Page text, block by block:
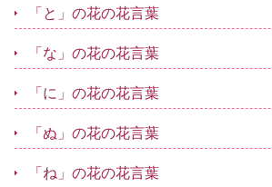
「と」の花の花言葉
「な」の花の花言葉
「に」の花の花言葉
「ぬ」の花の花言葉
「ね」の花の花言葉